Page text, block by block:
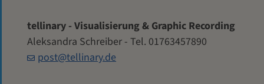
tellinary - Visualisierung & Graphic Recording
Aleksandra Schreiber - Tel. 01763457890
post@tellinary.de